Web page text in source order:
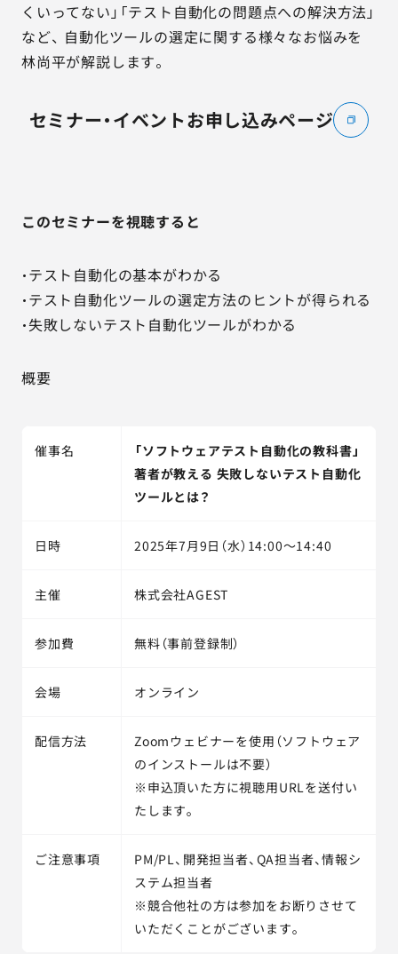
くいってない」「テスト自動化の問題点への解決方法」
など、 自動化ツールの選定に関する様々なお悩みを
林尚平が解説します。
セミナー・イベントお申し込みページ
このセミナーを視聴すると
・テスト自動化の基本がわかる
・テスト自動化ツールの選定方法のヒントが得られる
・失敗しないテスト自動化ツールがわかる
概要
催事名
「ソフトウェアテスト自動化の教科書」
著者が教える 失敗しないテスト自動化
ツールとは？
日時 2025年7月9日（水）14:00～14:40
主催 株式会社AGEST
参加費 無料（事前登録制）
会場 オンライン
配信方法
Zoomウェビナーを使用（ソフトウェア
のインストールは不要）
※申込頂いた方に視聴用URLを送付い
たします。
ご注意事項
PM/PL、開発担当者、QA担当者、情報シ
ステム担当者
※競合他社の方は参加をお断りさせて
いただくことがございます。